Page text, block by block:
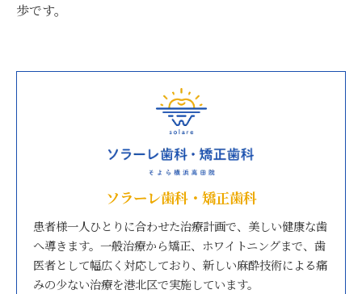
歩です。
ソラーレ歯科・矯正歯科
患者様一人ひとりに合わせた治療計画で、美しい健康な歯
へ導きます。一般治療から矯正、ホワイトニングまで、歯
医者として幅広く対応しており、新しい麻酔技術による痛
みの少ない治療を港北区で実施しています。